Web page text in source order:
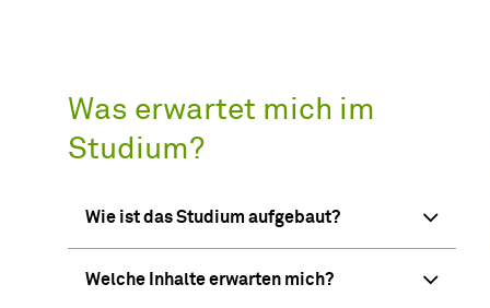
Was erwartet mich im
Studium?
Wie ist das Studium aufgebaut?
Welche Inhalte erwarten mich?